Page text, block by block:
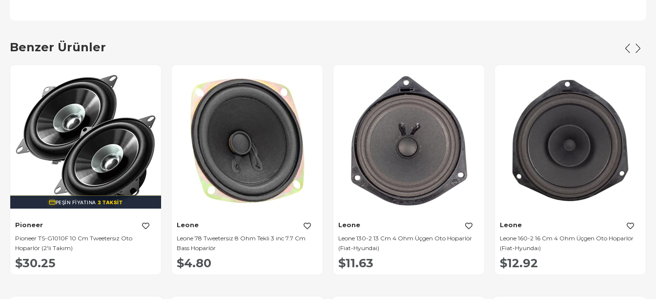
Benzer Ürünler
PEŞIN FIYATINA3 TAKSIT
Pioneer
Pioneer TS-G1010F 10 Cm Tweetersız Oto
Hoparlör (2'li Takım)
$30.25
Leone
Leone 78 Tweetersiz 8 Ohm Tekli 3 inc 7.7 Cm
Bass Hoparlör
$4.80
Leone
Leone 130-2 13 Cm 4 Ohm Üçgen Oto Hoparlör
(Fiat-Hyundai)
$11.63
Leone
Leone 160-2 16 Cm 4 Ohm Üçgen Oto Hoparlör
(Fiat-Hyundaı)
$12.92